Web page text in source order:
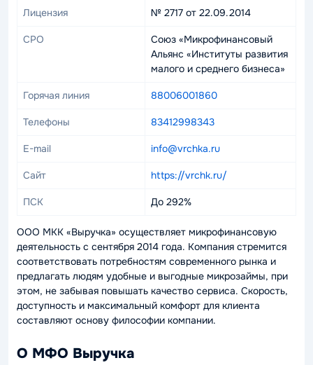
Лицензия № 2717 от 22.09.2014
СРО
Союз «Микрофинансовый
Альянс «Институты развития
малого и среднего бизнеса»
Горячая линия 88006001860
Телефоны 83412998343
E-mail info@vrchka.ru
Сайт https://vrchk.ru/
ПСК До 292%
ООО МКК «Выручка» осуществляет микрофинансовую
деятельность с сентября 2014 года. Компания стремится
соответствовать потребностям современного рынка и
предлагать людям удобные и выгодные микрозаймы, при
этом, не забывая повышать качество сервиса. Скорость,
доступность и максимальный комфорт для клиента
составляют основу философии компании.
О МФО Выручка